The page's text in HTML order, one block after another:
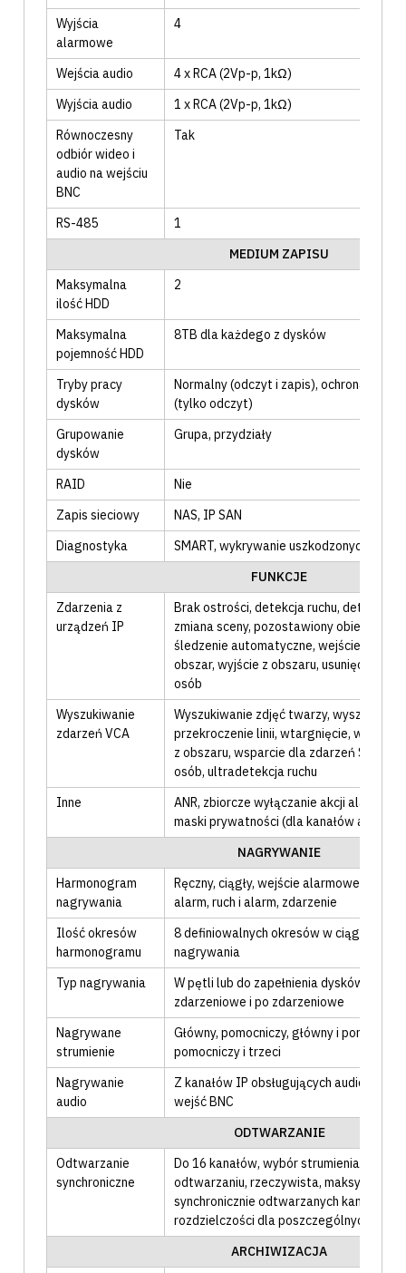
Wyjścia
alarmowe
4
Wejścia audio
4 x RCA (2Vp-p, 1kΩ)
Wyjścia audio
1 x RCA (2Vp-p, 1kΩ)
Równoczesny
odbiór wideo i
audio na wejściu
BNC
Tak
RS-485
1
MEDIUM ZAPISU
Maksymalna
ilość HDD
2
Maksymalna
pojemność HDD
8TB dla każdego z dysków
Tryby pracy
dysków
Normalny (odczyt i zapis), ochrona przed
(tylko odczyt)
Grupowanie
dysków
Grupa, przydziały
RAID
Nie
Zapis sieciowy
NAS, IP SAN
Diagnostyka
SMART, wykrywanie uszkodzonych
FUNKCJE
Zdarzenia z
urządzeń IP
Brak ostrości, detekcja ruchu, detekcja
zmiana sceny, pozostawiony obiekt
śledzenie automatyczne, wejście w
obszar, wyjście z obszaru, usunięcie
osób
Wyszukiwanie
zdarzeń VCA
Wyszukiwanie zdjęć twarzy,
przekroczenie linii, wtargnięcie, wejście
z obszaru, wsparcie dla zdarzeń SIP
osób, ultradetekcja ruchu
Inne
ANR, zbiorcze wyłączanie akcji
maski prywatności (dla kanałów
NAGRYWANIE
Harmonogram
nagrywania
Ręczny, ciągły, wejście alarmowe
alarm, ruch i alarm, zdarzenie
Ilość okresów
harmonogramu
8 definiowalnych okresów w ciągu doby
nagrywania
Typ nagrywania
W pętli lub do zapełnienia dysków
zdarzeniowe i po zdarzeniowe
Nagrywane
strumienie
Główny, pomocniczy, główny i pomocniczy
pomocniczy i trzeci
Nagrywanie
audio
Z kanałów IP obsługujących audio
wejść BNC
ODTWARZANIE
Odtwarzanie
synchroniczne
Do 16 kanałów, wybór strumienia HD lub
odtwarzaniu, rzeczywista, maksymalna
synchronicznie odtwarzanych kanałów
rozdzielczości dla poszczególnych
ARCHIWIZACJA